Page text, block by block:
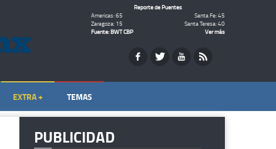
Reporte de Puentes
Americas: 65
Santa Fe: 45
Zaragoza: 15
Santa Teresa: 40
Fuente: BWT CBP
Ver más
EXTRA + TEMAS
PUBLICIDAD